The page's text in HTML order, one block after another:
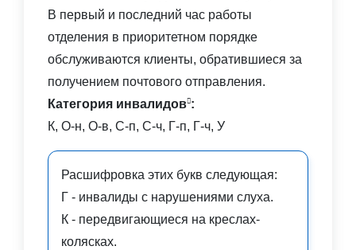
В первый и последний час работы
отделения в приоритетном порядке
обслуживаются клиенты, обратившиеся за
получением почтового отправления.
Категория инвалидов :
К, О-н, О-в, С-п, С-ч, Г-п, Г-ч, У
Расшифровка этих букв следующая:
Г - инвалиды с нарушениями слуха.
К - передвигающиеся на креслах-
колясках.